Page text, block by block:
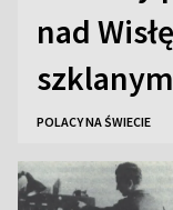
nad
POLACY NA ŚWIECIE